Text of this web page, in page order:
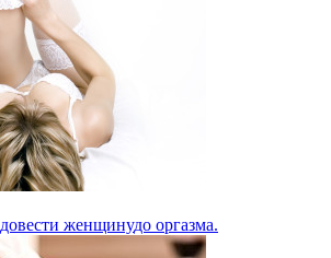
довести женщинудо оргазма.